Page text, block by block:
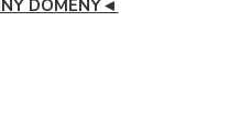
DOMÉNY◄